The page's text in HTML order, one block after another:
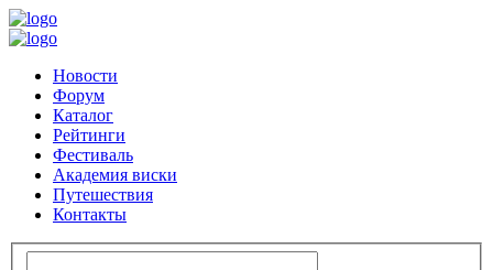
Новости
Форум
Каталог
Рейтинги
Фестиваль
Академия виски
Путешествия
Контакты